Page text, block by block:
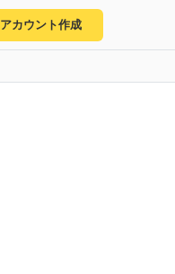
アカウント作成